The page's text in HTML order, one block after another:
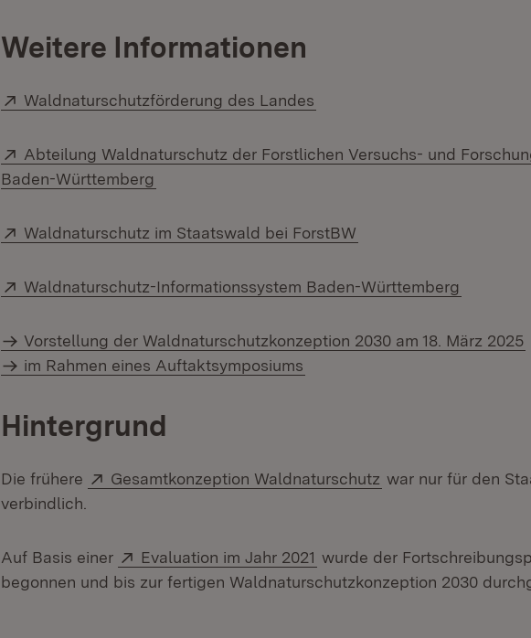
Weitere Informationen
Extern:
Waldnaturschutzförderung des Landes
Extern:
Abteilung Waldnaturschutz der Forstlichen Versuchs- und
Baden-Württemberg
Extern:
Waldnaturschutz im Staatswald bei ForstBW
Extern:
Waldnaturschutz-Informationssystem Baden-Württemberg
Vorstellung der Waldnaturschutzkonzeption 2030 am 18. März 2025
im Rahmen eines Auftaktsymposiums
Hintergrund
Die frühere Extern:
Gesamtkonzeption Waldnaturschutz (Öffnet in neuem
war nur für den
verbindlich.
Auf Basis einer Extern:
Evaluation im Jahr 2021 (Öffnet in neuem Fenster)
wurde der
begonnen und bis zur fertigen Waldnaturschutzkonzeption 2030